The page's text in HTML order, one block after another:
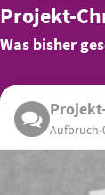
Projekt-
Was bisher
Aufbruch•